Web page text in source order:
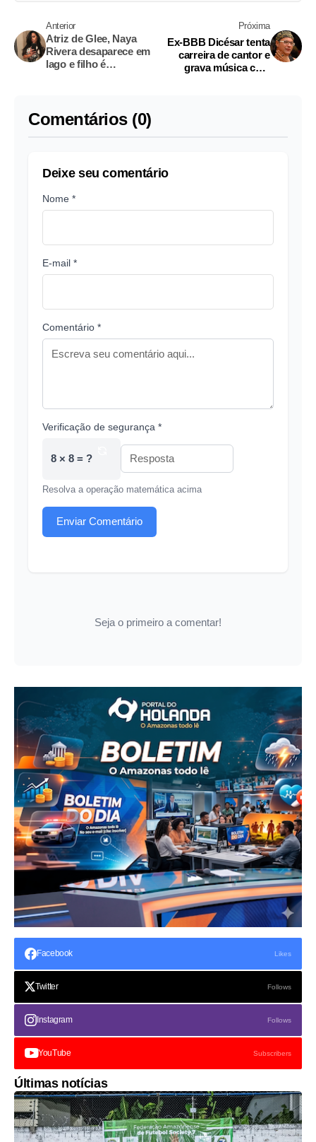
Anterior
Atriz de Glee, Naya
Rivera desaparece em
lago e filho é
Próxima
Ex-BBB Dicésar tenta
carreira de cantor e
grava música com
Comentários (0)
Deixe seu comentário
Nome *
E-mail *
Comentário *
Verificação de segurança *
8 × 8 = ?
Resolva a operação matemática acima
Enviar Comentário
Seja o primeiro a comentar!
Facebook Likes
Twitter Follows
Instagram Follows
YouTube Subscribers
Últimas notícias